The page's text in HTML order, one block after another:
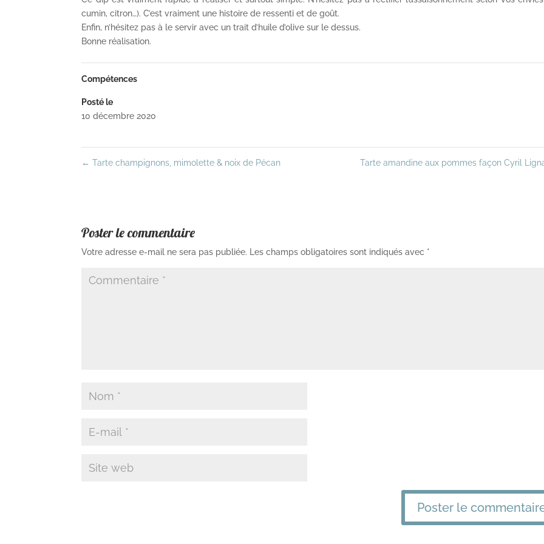
cumin, citron…). C’est vraiment une histoire de ressenti et de goût.
Enfin, n’hésitez pas à le servir avec un trait d’huile d’olive sur le dessus.
Bonne réalisation.
Compétences
Posté le
10 décembre 2020
← Tarte champignons, mimolette & noix de Pécan Tarte amandine aux pommes façon Cyril
Poster le commentaire
Votre adresse e-mail ne sera pas publiée. Les champs obligatoires sont indiqués avec *